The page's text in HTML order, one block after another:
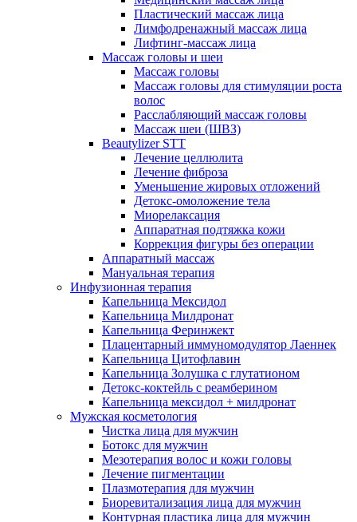
Пластический массаж лица
Лимфодренажный массаж лица
Лифтинг-массаж лица
Массаж головы и шеи
Массаж головы
Массаж головы для стимуляции роста
волос
Расслабляющий массаж головы
Массаж шеи (ШВЗ)
Beautylizer STT
Лечение целлюлита
Лечение фиброза
Уменьшение жировых отложений
Детокс-омоложение тела
Миорелаксация
Аппаратная подтяжка кожи
Коррекция фигуры без операции
Аппаратный массаж
Мануальная терапия
Инфузионная терапия
Капельница Мексидол
Капельница Милдронат
Капельница Феринжект
Плацентарный иммуномодулятор Лаеннек
Капельница Цитофлавин
Капельница Золушка с глутатионом
Детокс-коктейль с реамберином
Капельница мексидол + милдронат
Мужская косметология
Чистка лица для мужчин
Ботокс для мужчин
Мезотерапия волос и кожи головы
Лечение пигментации
Плазмотерапия для мужчин
Биоревитализация лица для мужчин
Контурная пластика лица для мужчин